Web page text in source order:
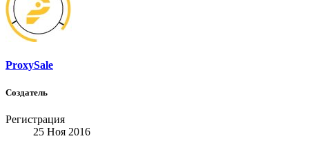
ProxySale
Создатель
Регистрация
25 Ноя 2016